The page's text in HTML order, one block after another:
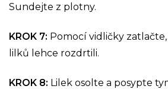
Sundejte z plotny.
KROK 7: Pomocí vidličky
lilků lehce rozdrtili.
KROK 8: Lilek osolte a posypte